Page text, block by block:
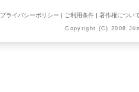
プライバシーポリシー | ご利用条件 | 著作権につい
Copyright (C) 2008